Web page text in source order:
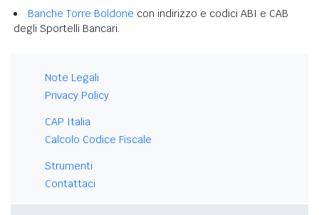
Banche Torre Boldone con indirizzo e codici ABI e CAB
degli Sportelli Bancari.
Note Legali
Privacy Policy
CAP Italia
Calcolo Codice Fiscale
Strumenti
Contattaci